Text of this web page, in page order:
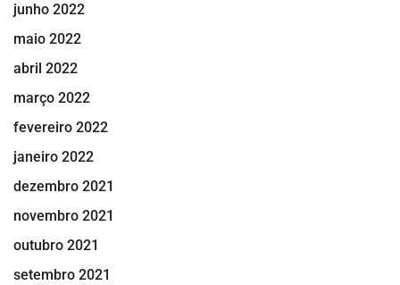
junho 2022
maio 2022
abril 2022
março 2022
fevereiro 2022
janeiro 2022
dezembro 2021
novembro 2021
outubro 2021
setembro 2021